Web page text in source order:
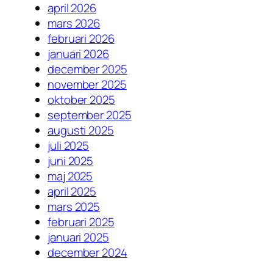
april 2026
mars 2026
februari 2026
januari 2026
december 2025
november 2025
oktober 2025
september 2025
augusti 2025
juli 2025
juni 2025
maj 2025
april 2025
mars 2025
februari 2025
januari 2025
december 2024